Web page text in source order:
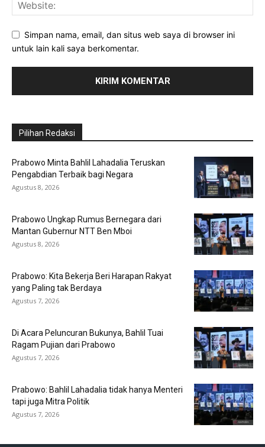
Simpan nama, email, dan situs web saya di browser ini
untuk lain kali saya berkomentar.
Pilihan Redaksi
Prabowo Minta Bahlil Lahadalia Teruskan
Pengabdian Terbaik bagi Negara
Agustus 8, 2026
Prabowo Ungkap Rumus Bernegara dari
Mantan Gubernur NTT Ben Mboi
Agustus 8, 2026
Prabowo: Kita Bekerja Beri Harapan Rakyat
yang Paling tak Berdaya
Agustus 7, 2026
Di Acara Peluncuran Bukunya, Bahlil Tuai
Ragam Pujian dari Prabowo
Agustus 7, 2026
Prabowo: Bahlil Lahadalia tidak hanya Menteri
tapi juga Mitra Politik
Agustus 7, 2026